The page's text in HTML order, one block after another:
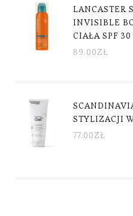
LANCASTER
INVISIBLE
CIAŁA SPF
89.00ZŁ
STYLIZACJI
77.00ZŁ